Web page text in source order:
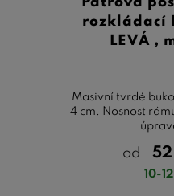
rozkládací
LEVÁ ,
Masivní tvrdé
4 cm. Nosnost
od
10-